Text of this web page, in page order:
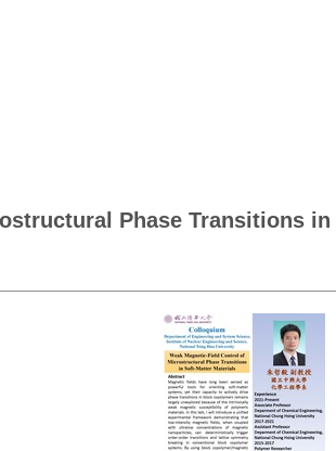
Phase Transitions in